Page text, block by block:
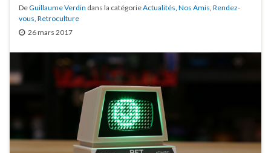
DeGuillaume Verdin dans la catégorieActualités Nos Amis Rendez-
vous Retroculture
26 mars 2017